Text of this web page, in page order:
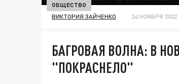
ОБЩЕСТВО
ВИКТОРИЯ ЗАЙЧЕНКО 24 НОЯБРЯ 2022
БАГРОВАЯ ВОЛНА: В
"ПОКРАСНЕЛО"